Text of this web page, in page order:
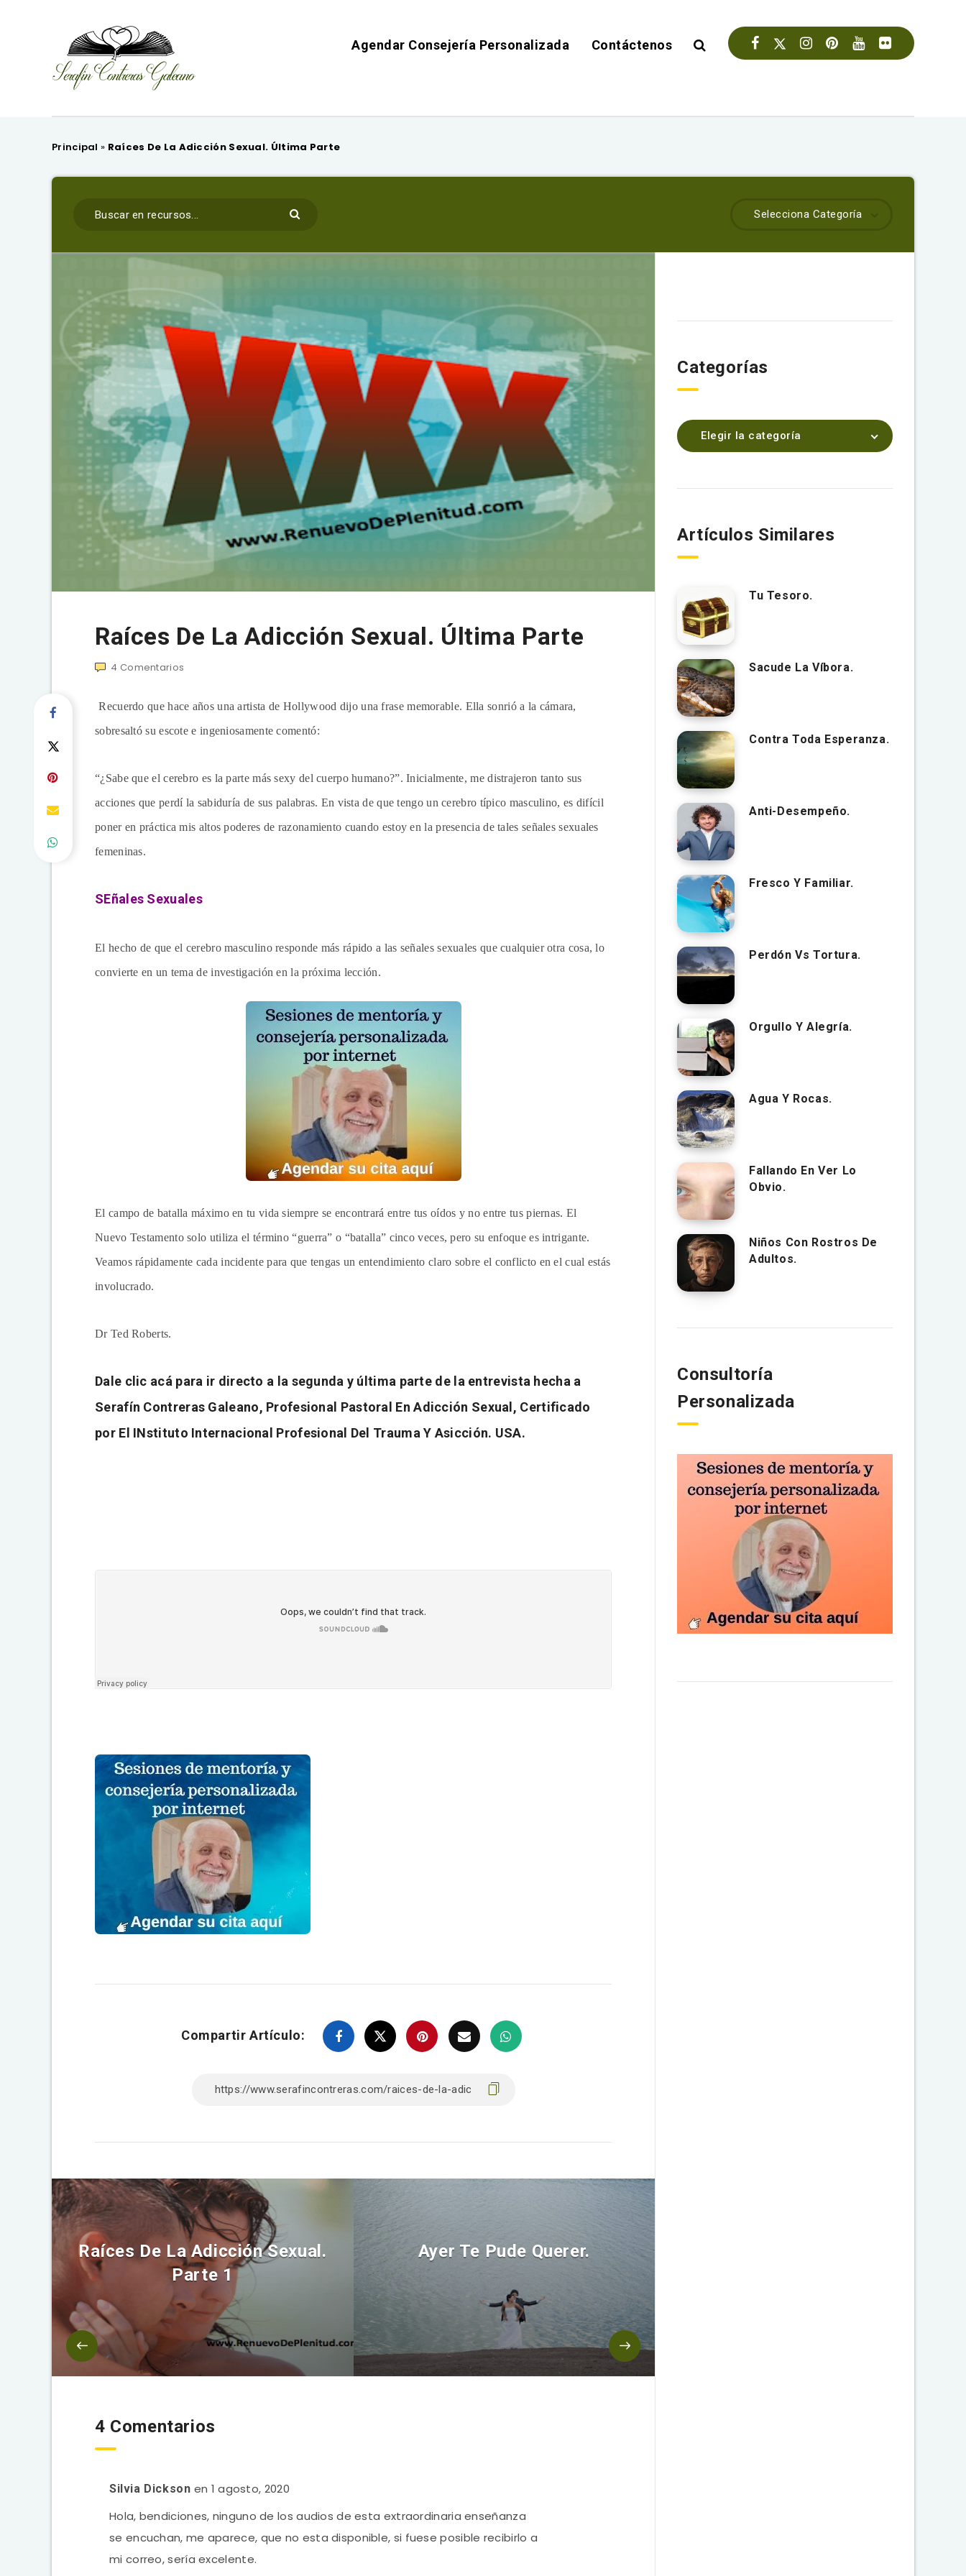
Agendar Consejería Personalizada Contáctenos
Principal » Raíces De La Adicción Sexual. Última Parte
Selecciona Categoría
Raíces De La Adicción Sexual. Última Parte
4 Comentarios
Recuerdo que hace años una artista de Hollywood dijo una frase memorable. Ella sonrió a la cámara,
sobresaltó su escote e ingeniosamente comentó:
“¿Sabe que el cerebro es la parte más sexy del cuerpo humano?”. Inicialmente, me distrajeron tanto sus
acciones que perdí la sabiduría de sus palabras. En vista de que tengo un cerebro típico masculino, es difícil
poner en práctica mis altos poderes de razonamiento cuando estoy en la presencia de tales señales sexuales
femeninas.
SEñales Sexuales
El hecho de que el cerebro masculino responde más rápido a las señales sexuales que cualquier otra cosa, lo
convierte en un tema de investigación en la próxima lección.
El campo de batalla máximo en tu vida siempre se encontrará entre tus oídos y no entre tus piernas. El
Nuevo Testamento solo utiliza el término “guerra” o “batalla” cinco veces, pero su enfoque es intrigante.
Veamos rápidamente cada incidente para que tengas un entendimiento claro sobre el conflicto en el cual estás
involucrado.
Dr Ted Roberts.
Dale clic acá para ir directo a la segunda y última parte de la entrevista hecha a
Serafín Contreras Galeano, Profesional Pastoral En Adicción Sexual, Certificado
por El INstituto Internacional Profesional Del Trauma Y Asicción. USA.
Compartir Artículo:
Raíces De La Adicción Sexual.
Parte 1
Ayer Te Pude Querer.
4 Comentarios
Silvia Dickson en 1 agosto, 2020
Hola, bendiciones, ninguno de los audios de esta extraordinaria enseñanza
se encuchan, me aparece, que no esta disponible, si fuese posible recibirlo a
mi correo, sería excelente.
Categorías
Elegir la categoría
Artículos Similares
Tu Tesoro.
Sacude La Víbora.
Contra Toda Esperanza.
Anti-Desempeño.
Fresco Y Familiar.
Perdón Vs Tortura.
Orgullo Y Alegría.
Agua Y Rocas.
Fallando En Ver Lo
Obvio.
Niños Con Rostros De
Adultos.
Consultoría
Personalizada